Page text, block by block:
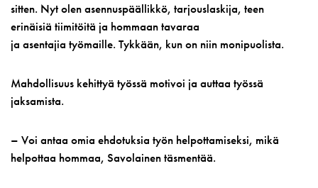
sitten. Nyt olen asennuspäällikkö, tarjouslaskija, teen
erinäisiä tiimitöitä ja hommaan tavaraa
ja asentajia työmaille. Tykkään, kun on niin monipuolista.
Mahdollisuus kehittyä työssä motivoi ja auttaa työssä
jaksamista.
– Voi antaa omia ehdotuksia työn helpottamiseksi, mikä
helpottaa hommaa, Savolainen täsmentää.